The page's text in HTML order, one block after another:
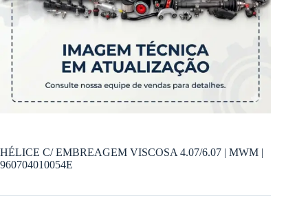
HÉLICE C/ EMBREAGEM VISCOSA 4.07/6.07 | MWM |
960704010054E